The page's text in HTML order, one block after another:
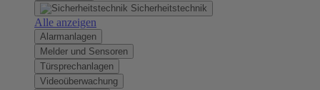
Sicherheitstechnik
Alle anzeigen
Alarmanlagen
Melder und Sensoren
Türsprechanlagen
Videoüberwachung